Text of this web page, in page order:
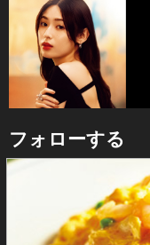
フォローする